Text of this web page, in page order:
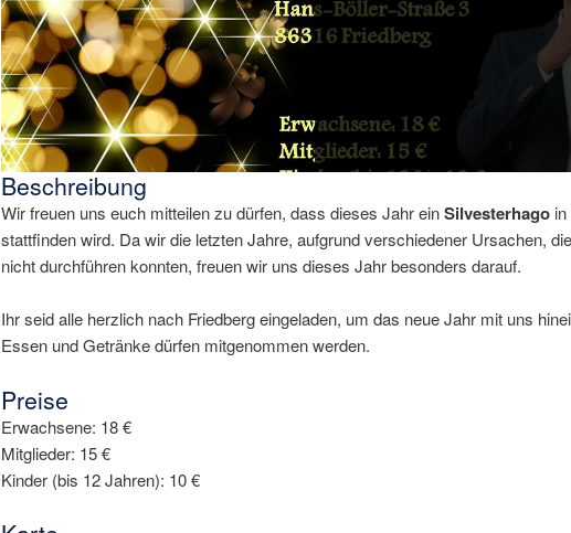
Beschreibung
Wir freuen uns euch mitteilen zu dürfen, dass dieses Jahr einSilvesterhagoin
stattfinden wird. Da wir die letzten Jahre, aufgrund verschiedener Ursachen,
nicht durchführen konnten, freuen wir uns dieses Jahr besonders darauf.
Ihr seid alle herzlich nach Friedberg eingeladen, um das neue Jahr mit uns
Essen und Getränke dürfen mitgenommen werden.
Preise
Erwachsene: 18 €
Mitglieder: 15 €
Kinder (bis 12 Jahren): 10 €